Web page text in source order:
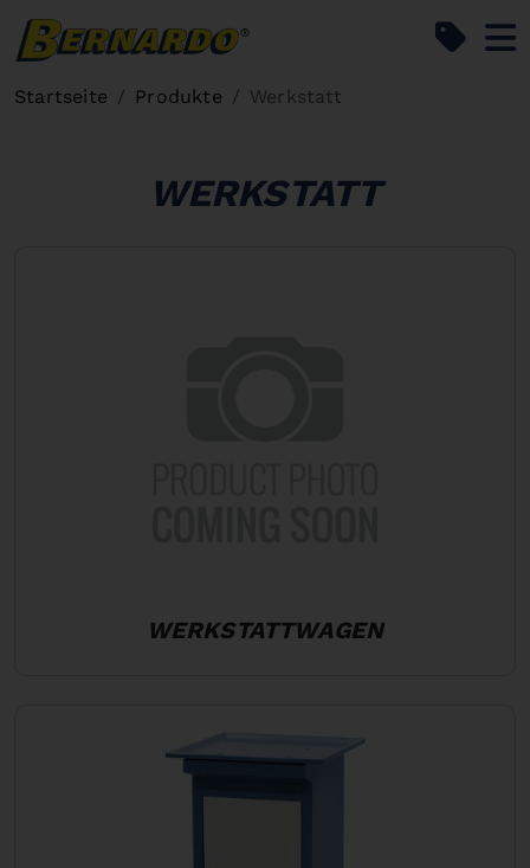
Startseite Produkte Werkstatt
WERKSTATT
WERKSTATTWAGEN